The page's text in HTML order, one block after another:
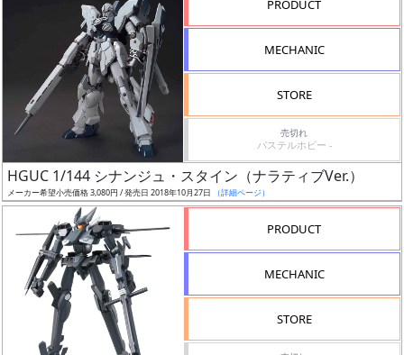
抽
選
中
PRODUCT
MECHANIC
STORE
売切れ
パステルホビー -
HGUC 1/144 シナンジュ・スタイン（ナラティブVer.）
メーカー希望小売価格 3,080円 / 発売日 2018年10月27日 （詳細ページ）
PRODUCT
MECHANIC
STORE